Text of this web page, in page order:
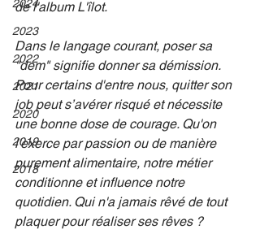
2024
2023
2022
2021
2020
2019
2018
de l'album L'îlot.
Dans le langage courant, poser sa
"dem" signifie donner sa démission.
Pour certains d'entre nous, quitter son
job peut s’avérer risqué et nécessite
une bonne dose de courage. Qu'on
l'exerce par passion ou de manière
purement alimentaire, notre métier
conditionne et influence notre
quotidien. Qui n'a jamais rêvé de tout
plaquer pour réaliser ses rêves ?